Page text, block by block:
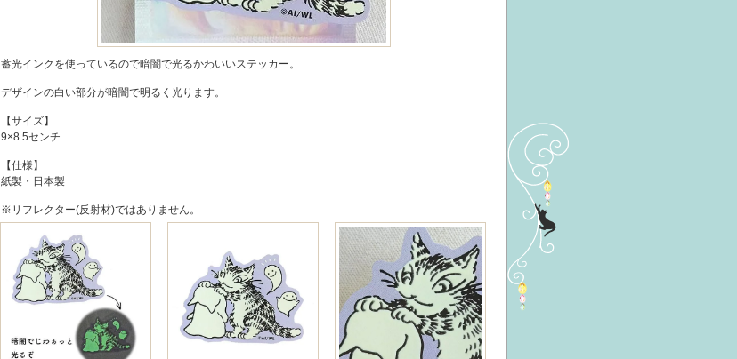
蓄光インクを使っているので暗闇で光るかわいいステッカー。
デザインの白い部分が暗闇で明るく光ります。
【サイズ】
9×8.5センチ
【仕様】
紙製・日本製
※リフレクター(反射材)ではありません。